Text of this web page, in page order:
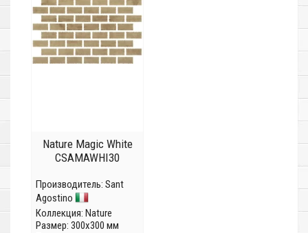
Nature Magic White
CSAMAWHI30
Производитель: Sant
Agostino
Коллекция: Nature
Размер: 300x300 мм